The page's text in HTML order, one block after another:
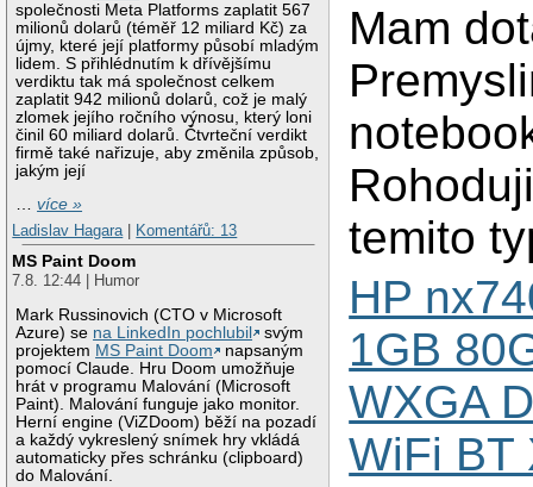
společnosti Meta Platforms zaplatit 567
milionů dolarů (téměř 12 miliard Kč) za
újmy, které její platformy působí mladým
lidem. S přihlédnutím k dřívějšímu
verdiktu tak má společnost celkem
zaplatit 942 milionů dolarů, což je malý
zlomek jejího ročního výnosu, který loni
činil 60 miliard dolarů. Čtvrteční verdikt
firmě také nařizuje, aby změnila způsob,
jakým její
…více »
Ladislav Hagara
Komentářů: 13
MS Paint Doom
7.8. 12:44 | Humor
Mark Russinovich (CTO v Microsoft
Azure) se na LinkedIn pochlubil
svým
projektem MS Paint Doom
napsaným
pomocí Claude. Hru Doom umožňuje
hrát v programu Malování (Microsoft
Paint). Malování funguje jako monitor.
Herní engine (ViZDoom) běží na pozadí
a každý vykreslený snímek hry vkládá
automaticky přes schránku (clipboard)
do Malování.
Mam
temito
HP
1GB
WXGA
WiFi BT